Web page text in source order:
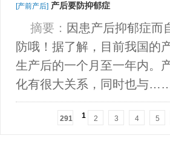
[产前产后] 产后要防抑郁症
摘要： 因患产后抑郁症而
防哦！据了解，目前我国的
生产后的一个月至一年内。
化有很大关系，同时也与
291 1 2 3 4 5